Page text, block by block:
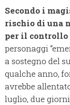
Secondo i
rischio di una
per il
personaggi
a sostegno del
qualche anno,
avrebbe
luglio, due